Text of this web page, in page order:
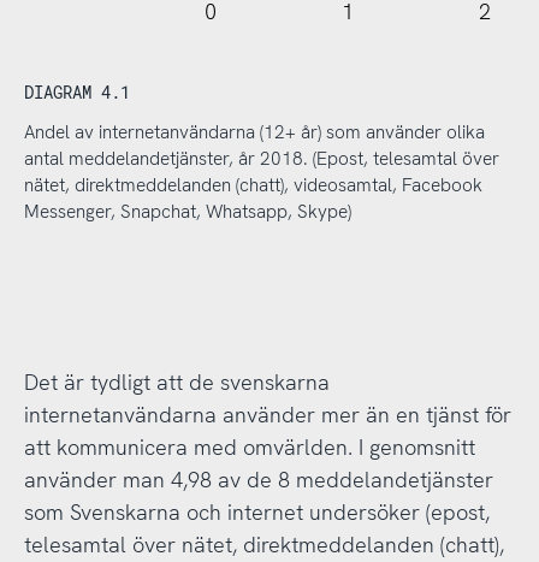
0 1 2
DIAGRAM 4.1
Andel av internetanvändarna (12+ år) som använder olika
antal meddelandetjänster, år 2018. (Epost, telesamtal över
nätet, direktmeddelanden (chatt), videosamtal, Facebook
Messenger, Snapchat, Whatsapp, Skype)
Det är tydligt att de svenskarna
internetanvändarna använder mer än en tjänst för
att kommunicera med omvärlden. I genomsnitt
använder man 4,98 av de 8 meddelandetjänster
som Svenskarna och internet undersöker (epost,
telesamtal över nätet, direktmeddelanden (chatt),